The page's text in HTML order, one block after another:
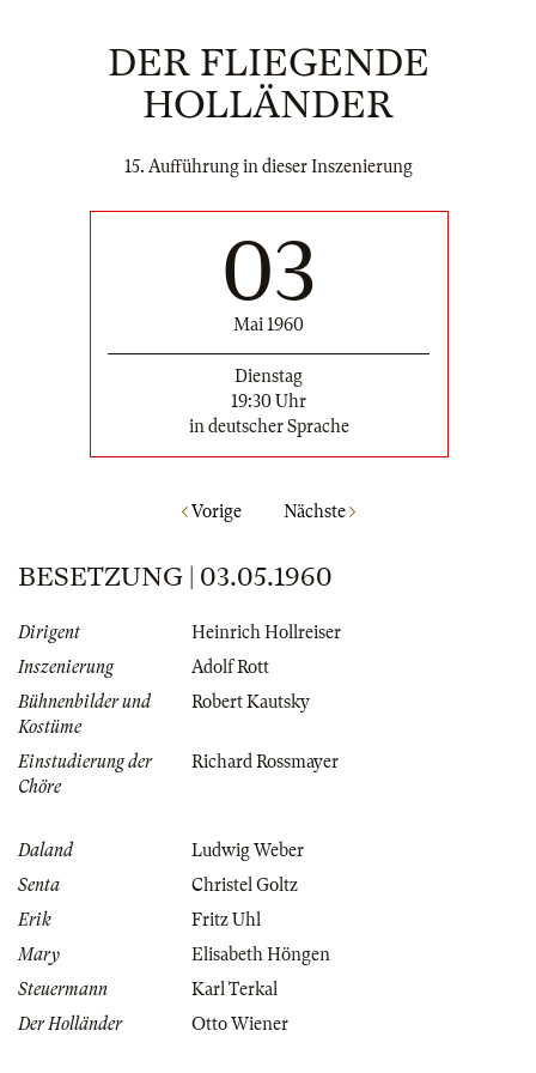
DER FLIEGENDE
HOLLÄNDER
15. Aufführung in dieser Inszenierung
03
Mai 1960
Dienstag
19:30 Uhr
in deutscher Sprache
Vorige Nächste
BESETZUNG | 03.05.1960
Dirigent
Heinrich Hollreiser
Inszenierung
Adolf Rott
Bühnenbilder und
Kostüme
Robert Kautsky
Einstudierung der
Chöre
Richard Rossmayer
Daland
Ludwig Weber
Senta
Christel Goltz
Erik
Fritz Uhl
Mary
Elisabeth Höngen
Steuermann
Karl Terkal
Der Holländer
Otto Wiener